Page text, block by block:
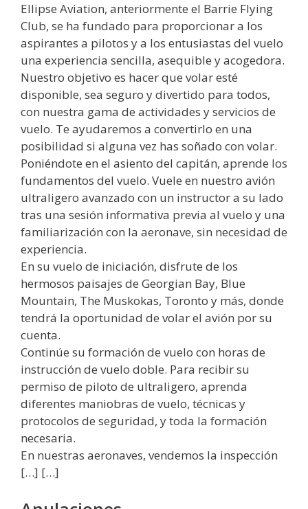
Ellipse Aviation, anteriormente el Barrie Flying
Club, se ha fundado para proporcionar a los
aspirantes a pilotos y a los entusiastas del vuelo
una experiencia sencilla, asequible y acogedora.
Nuestro objetivo es hacer que volar esté
disponible, sea seguro y divertido para todos,
con nuestra gama de actividades y servicios de
vuelo. Te ayudaremos a convertirlo en una
posibilidad si alguna vez has soñado con volar.
Poniéndote en el asiento del capitán, aprende los
fundamentos del vuelo. Vuele en nuestro avión
ultraligero avanzado con un instructor a su lado
tras una sesión informativa previa al vuelo y una
familiarización con la aeronave, sin necesidad de
experiencia.
En su vuelo de iniciación, disfrute de los
hermosos paisajes de Georgian Bay, Blue
Mountain, The Muskokas, Toronto y más, donde
tendrá la oportunidad de volar el avión por su
cuenta.
Continúe su formación de vuelo con horas de
instrucción de vuelo doble. Para recibir su
permiso de piloto de ultraligero, aprenda
diferentes maniobras de vuelo, técnicas y
protocolos de seguridad, y toda la formación
necesaria.
En nuestras aeronaves, vendemos la inspección
[…] […]